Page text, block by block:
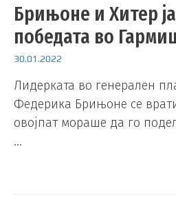
Брињоне и Хитер
победата во
30.01.2022
Лидерката во генерален
Федерика Брињоне се
овојпат мораше да го
…